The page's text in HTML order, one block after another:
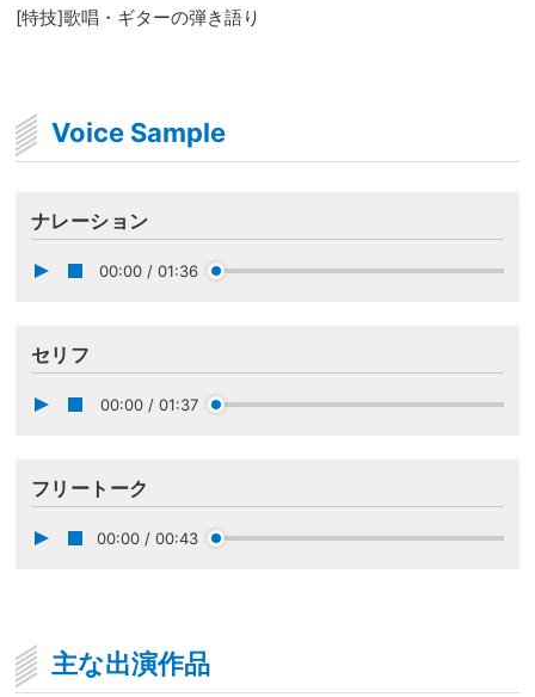
[特技]歌唱・ギターの弾き語り
Voice Sample
ナレーション
00:00 / 01:36
セリフ
00:00 / 01:37
フリートーク
00:00 / 00:43
主な出演作品